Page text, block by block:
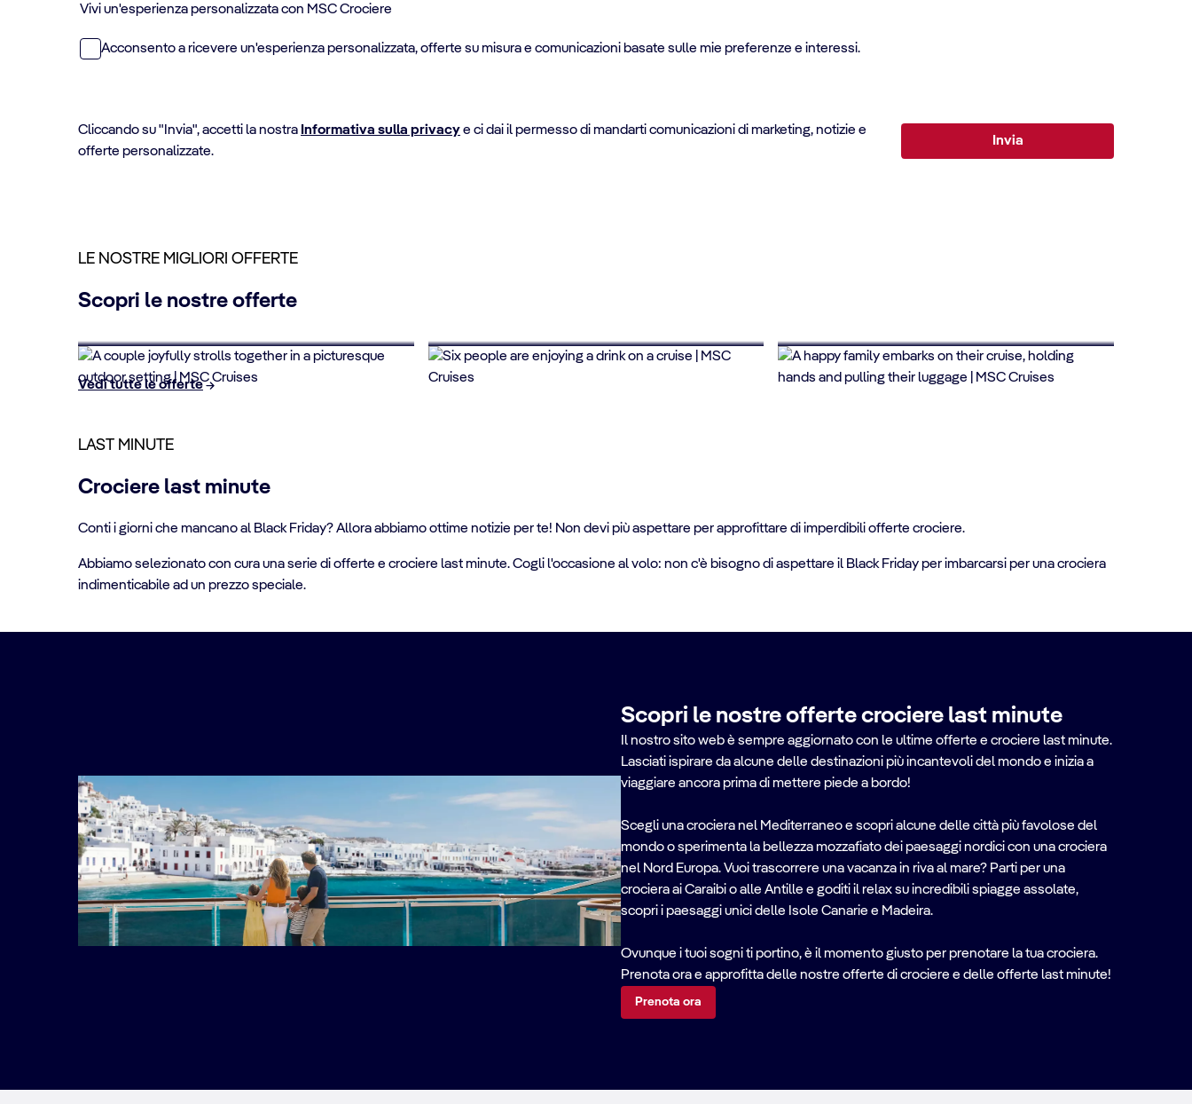
Vivi un'esperienza personalizzata con MSC Crociere
Acconsento a ricevere un'esperienza personalizzata, offerte su misura e comunicazioni basate sulle mie preferenze e interessi.
Cliccando su "Invia", accetti la nostra Informativa sulla privacye ci dai il permesso di mandarti comunicazioni di marketing, notizie e
offerte personalizzate.
Invia
LE NOSTRE MIGLIORI OFFERTE
Scopri le nostre offerte
FINO AL 10% DI SCONTO
Vedi tutte le offerte
LAST MINUTE
Crociere last minute
Conti i giorni che mancano al Black Friday? Allora abbiamo ottime notizie per te! Non devi più aspettare per approfittare di imperdibili offerte crociere.
Abbiamo selezionato con cura una serie di offerte e crociere last minute. Cogli l'occasione al volo: non c'è bisogno di aspettare il Black Friday per imbarcarsi per una crociera
indimenticabile ad un prezzo speciale.
Scopri le nostre offerte crociere last minute
Il nostro sito web è sempre aggiornato con le ultime offerte e crociere last minute.
Lasciati ispirare da alcune delle destinazioni più incantevoli del mondo e inizia a
viaggiare ancora prima di mettere piede a bordo!
Scegli una crociera nel Mediterraneo e scopri alcune delle città più favolose del
mondo o sperimenta la bellezza mozzafiato dei paesaggi nordici con una crociera
nel Nord Europa. Vuoi trascorrere una vacanza in riva al mare? Parti per una
crociera ai Caraibi o alle Antille e goditi il relax su incredibili spiagge assolate,
scopri i paesaggi unici delle Isole Canarie e Madeira.
Ovunque i tuoi sogni ti portino, è il momento giusto per prenotare la tua crociera.
Prenota ora e approfitta delle nostre offerte di crociere e delle offerte last minute!
Prenota ora